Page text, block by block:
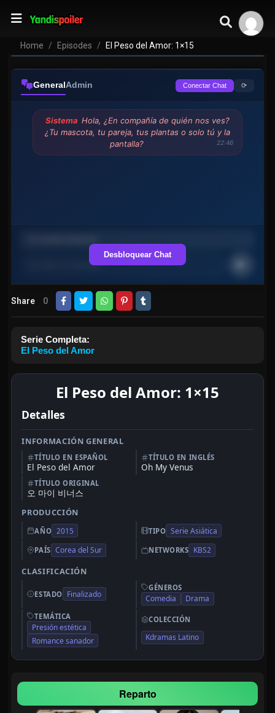
Home Episodes El Peso del Amor: 1×15
GeneralAdmin Conectar Chat ⟳
Sistema Hola, ¿En compañía de quién nos ves?
¿Tu mascota, tu pareja, tus plantas o solo tú y la
pantalla?
22:46
Desbloquear Chat
Share 0
Serie Completa:
El Peso del Amor
El Peso del Amor: 1×15
Detalles
INFORMACIÓN GENERAL
TÍTULO EN ESPAÑOL
El Peso del Amor
TÍTULO EN INGLÉS
Oh My Venus
TÍTULO ORIGINAL
오 마이 비너스
PRODUCCIÓN
AÑO 2015 TIPO Serie Asiática
PAÍS Corea del Sur NETWORKS KBS2
CLASIFICACIÓN
ESTADO Finalizado
GÉNEROS
Comedia Drama
TEMÁTICA
Presión estética
Romance sanador
COLECCIÓN
Kdramas Latino
Reparto